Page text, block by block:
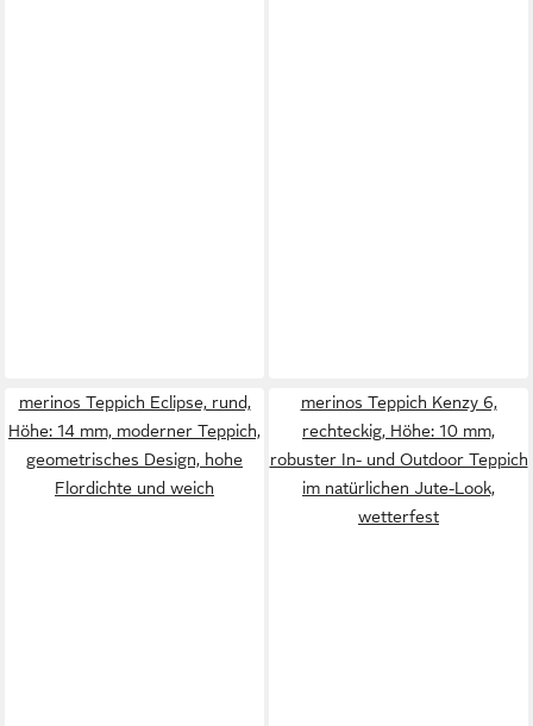
merinos Teppich Eclipse, rund,
Höhe: 14 mm, moderner Teppich,
geometrisches Design, hohe
Flordichte und weich
merinos Teppich Kenzy 6,
rechteckig, Höhe: 10 mm,
robuster In- und Outdoor Teppich
im natürlichen Jute-Look,
wetterfest